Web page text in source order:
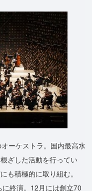
ーケストラ。国内最高水
ざした活動を行ってい
も積極的に取り組む。
終演。12月には創立70